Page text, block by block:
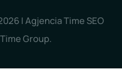
| Agjencia Time SEO
Group.